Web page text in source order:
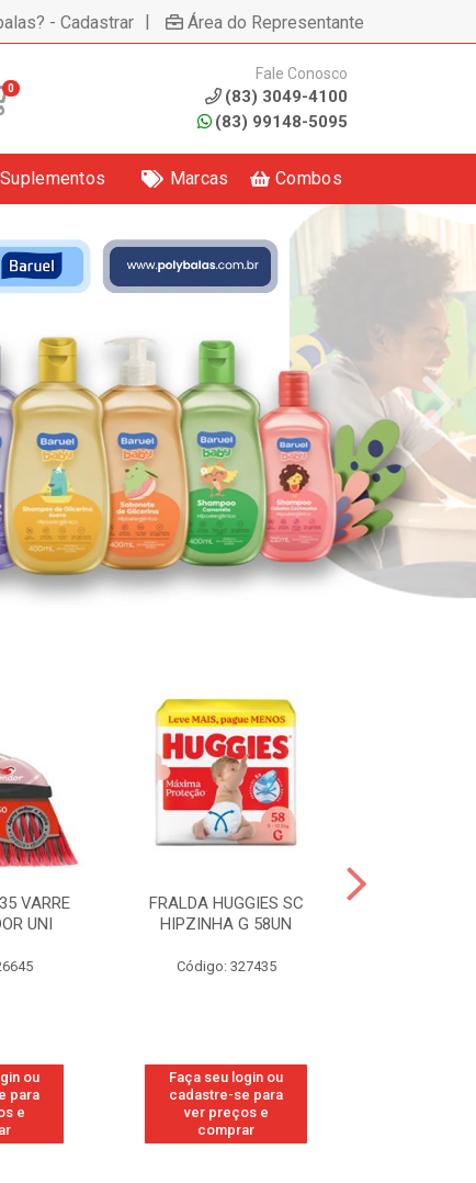
- Cadastrar | Área do Representante
0
Fale Conosco
(83) 3049-4100
(83) 99148-5095
Marcas Combos
VARRE
UNI
ou
para
e
FRALDA HUGGIES SC
HIPZINHA G 58UN
Código: 327435
Faça seu login ou
cadastre-se para
ver preços e
comprar